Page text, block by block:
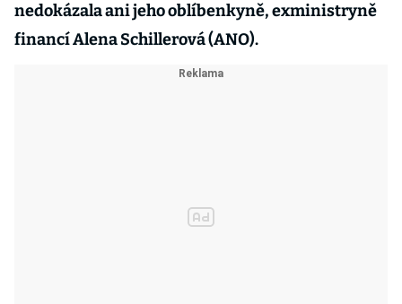
nedokázala ani jeho oblíbenkyně, exministryně
financí Alena Schillerová (ANO).